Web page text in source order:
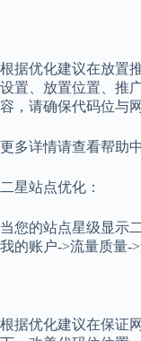
根据优化建议在放置
设置、放置位置、推
容，请确保代码位与
更多详情请查看帮助
二星站点优化：
当您的站点星级显示
我的账户->流量质量-
根据优化建议在保证